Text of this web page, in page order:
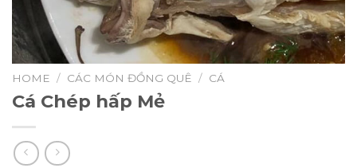
HOME / CÁC MÓN ĐỒNG QUÊ / CÁ
Cá Chép hấp Mẻ